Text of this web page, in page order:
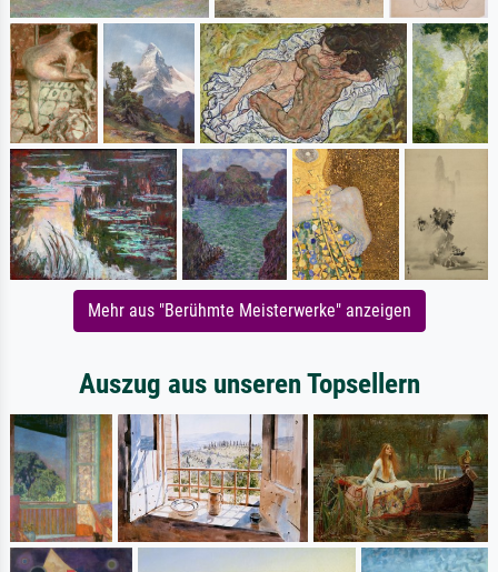
Mehr aus "Berühmte Meisterwerke" anzeigen
Auszug aus unseren Topsellern